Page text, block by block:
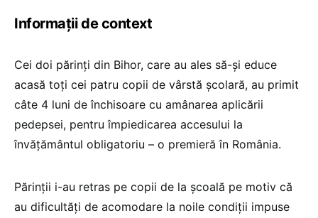
Informații de context
Cei doi părinţi din Bihor, care au ales să-şi educe
acasă toţi cei patru copii de vârstă şcolară, au primit
câte 4 luni de închisoare cu amânarea aplicării
pedepsei, pentru împiedicarea accesului la
învățământul obligatoriu – o premieră în România.
Părinții i-au retras pe copii de la școală pe motiv că
au dificultăţi de acomodare la noile condiţii impuse